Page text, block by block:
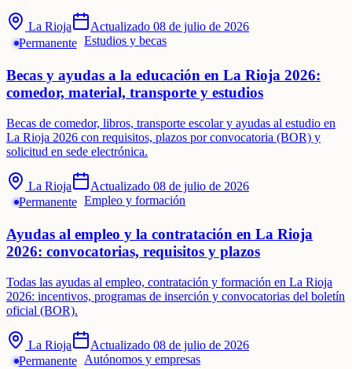
La Rioja Actualizado 08 de julio de 2026
Permanente Estudios y becas
Becas y ayudas a la educación en La Rioja 2026:
comedor, material, transporte y estudios
Becas de comedor, libros, transporte escolar y ayudas al estudio en
La Rioja 2026 con requisitos, plazos por convocatoria (BOR) y
solicitud en sede electrónica.
La Rioja Actualizado 08 de julio de 2026
Permanente Empleo y formación
Ayudas al empleo y la contratación en La Rioja
2026: convocatorias, requisitos y plazos
Todas las ayudas al empleo, contratación y formación en La Rioja
2026: incentivos, programas de inserción y convocatorias del boletín
oficial (BOR).
La Rioja Actualizado 08 de julio de 2026
Permanente
Autónomos y empresas